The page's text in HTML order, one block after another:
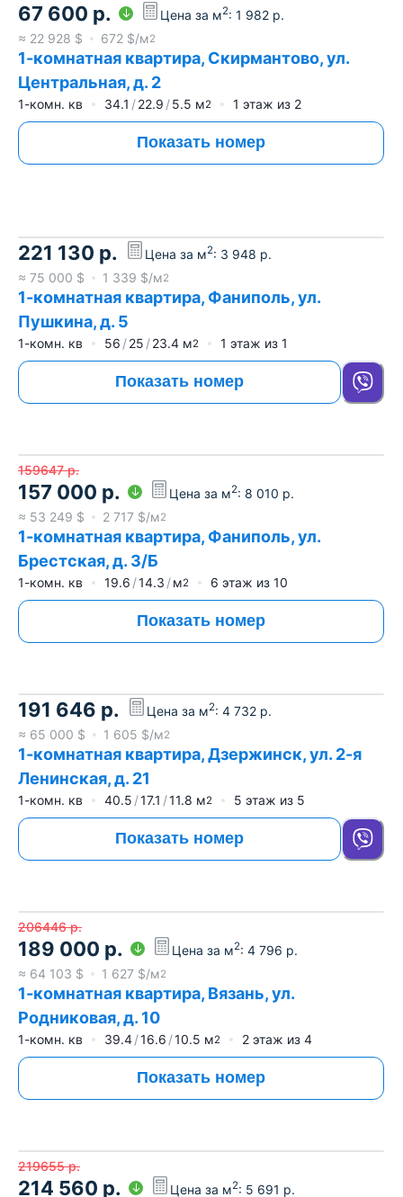
67 600 р. Цена за м2: 1 982 р.
≈ 22 928 $ 672 $/м2
1-комнатная квартира, Скирмантово, ул.
Центральная, д. 2
1-комн. кв 34.1 22.9 5.5 м2 1 этаж из 2
Показать номер
221 130 р. Цена за м2: 3 948 р.
≈ 75 000 $ 1 339 $/м2
1-комнатная квартира, Фаниполь, ул.
Пушкина, д. 5
1-комн. кв 56 25 23.4 м2 1 этаж из 1
Показать номер
159647 р.
157 000 р. Цена за м2: 8 010 р.
≈ 53 249 $ 2 717 $/м2
1-комнатная квартира, Фаниполь, ул.
Брестская, д. 3/Б
1-комн. кв 19.6 14.3 м2 6 этаж из 10
Показать номер
191 646 р. Цена за м2: 4 732 р.
≈ 65 000 $ 1 605 $/м2
1-комнатная квартира, Дзержинск, ул. 2-я
Ленинская, д. 21
1-комн. кв 40.5 17.1 11.8 м2 5 этаж из 5
Показать номер
206446 р.
189 000 р. Цена за м2: 4 796 р.
≈ 64 103 $ 1 627 $/м2
1-комнатная квартира, Вязань, ул.
Родниковая, д. 10
1-комн. кв 39.4 16.6 10.5 м2 2 этаж из 4
Показать номер
219655 р.
214 560 р. Цена за м2: 5 691 р.